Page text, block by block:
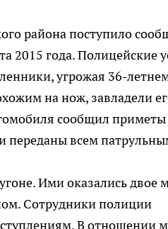
района поступило
2015 года. Полицейские
угрожая 36-
на нож, завладели
сообщил приметы
переданы всем
Ими оказались двое
Сотрудники полиции
В отношении